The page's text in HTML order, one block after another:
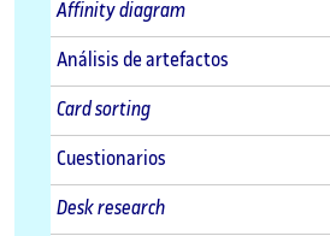
Affinity diagram
Análisis de artefactos
Card sorting
Cuestionarios
Desk research